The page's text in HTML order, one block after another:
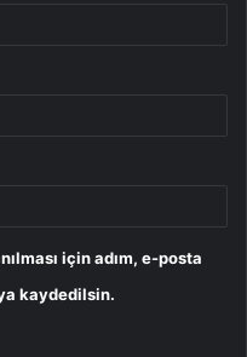
için adım, e-posta
kaydedilsin.